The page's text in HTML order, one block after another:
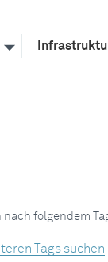
nach folgendem
Tags suchen